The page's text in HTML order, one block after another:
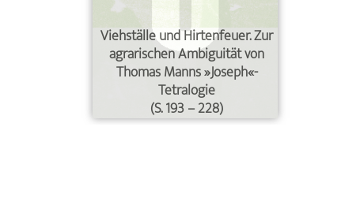
Viehställe und Hirtenfeuer. Zur
agrarischen Ambiguität von
Thomas Manns »Joseph«-
Tetralogie
(S. 193 – 228)